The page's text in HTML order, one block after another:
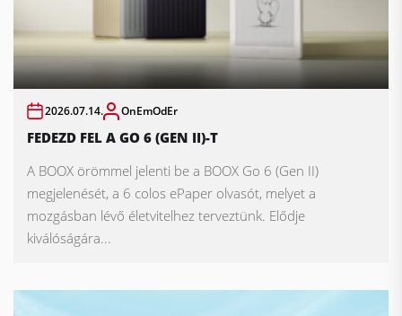
2026.07.14. OnEmOdEr
FEDEZD FEL A GO 6 (GEN II)-T
A BOOX örömmel jelenti be a BOOX Go 6 (Gen II)
megjelenését, a 6 colos ePaper olvasót, melyet a
mozgásban lévő életvitelhez terveztünk. Elődje
kiválóságára...